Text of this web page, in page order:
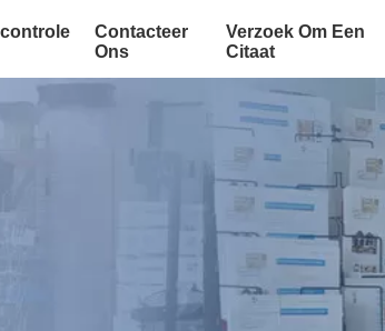
Contacteer
Ons
Verzoek Om Een
Citaat